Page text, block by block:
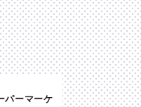
パーマーケ